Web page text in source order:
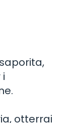
otterrai